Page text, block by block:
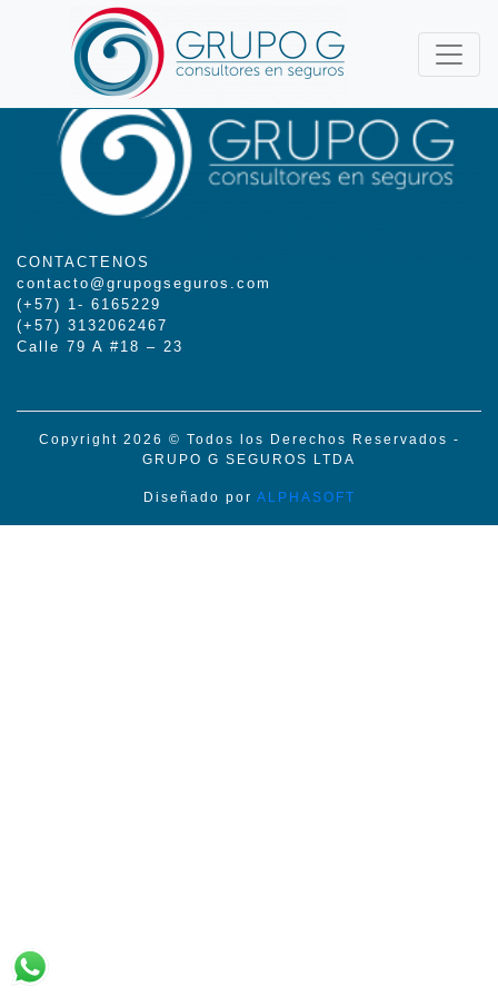
CONTACTENOS
contacto@grupogseguros.com
(+57) 1- 6165229
(+57) 3132062467
Calle 79 A #18 – 23
Copyright 2026 © Todos los Derechos Reservados -
GRUPO G SEGUROS LTDA
Diseñado por ALPHASOFT